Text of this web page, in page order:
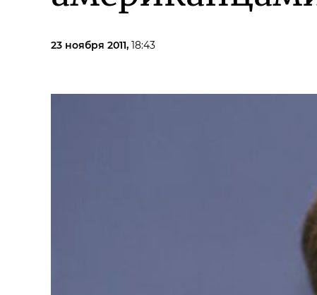
23 ноября 2011, 18:43